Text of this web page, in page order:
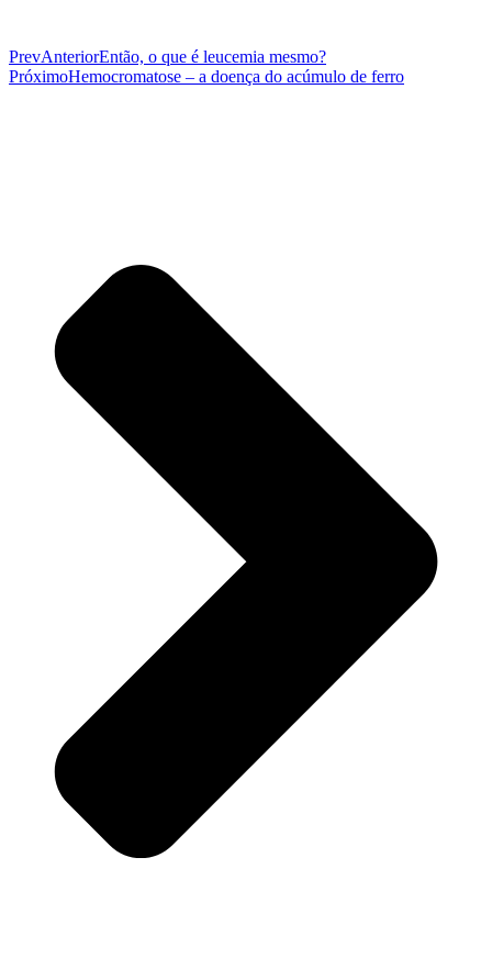
PrevAnteriorEntão, o que é leucemia mesmo?
PróximoHemocromatose – a doença do acúmulo de ferro